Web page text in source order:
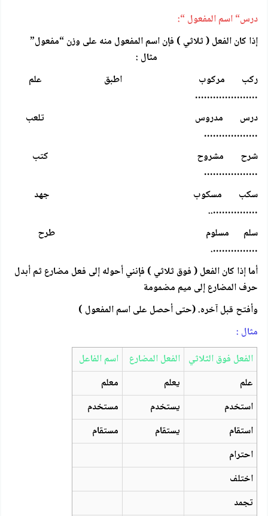
درس“ اسم المفعول “:
إذا كان الفعل ( ثلاثي ) فإن اسم المفعول منه على وزن “مفعول”
مثال :
ركب مركوب اطبق علم
…………………
درس مدروس تلعب
………………
شرح مشروح كتب
………………
سكب مسكوب جهد
……………..
سلم مسلوم طرح
…………….
أما إذا كان الفعل ( فوق ثلاثي ) فإنني أحوله إلى فعل مضارع ثم أبدل
حرف المضارع إلى ميم مضمومة
وأفتح قبل آخره. (حتى أحصل على اسم المفعول )
مثال :
الفعل فوق الثلاثي الفعل المضارع
اسم الفاعل
علم
يعلم
معلم
استخدم
يستخدم
مستخدم
استقام
يستقام
مستقام
احترام
اختلف
تجمد